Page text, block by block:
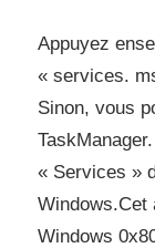
Appuyez
« services.
Sinon, vous
« Services »
Windows.Cet
Windows